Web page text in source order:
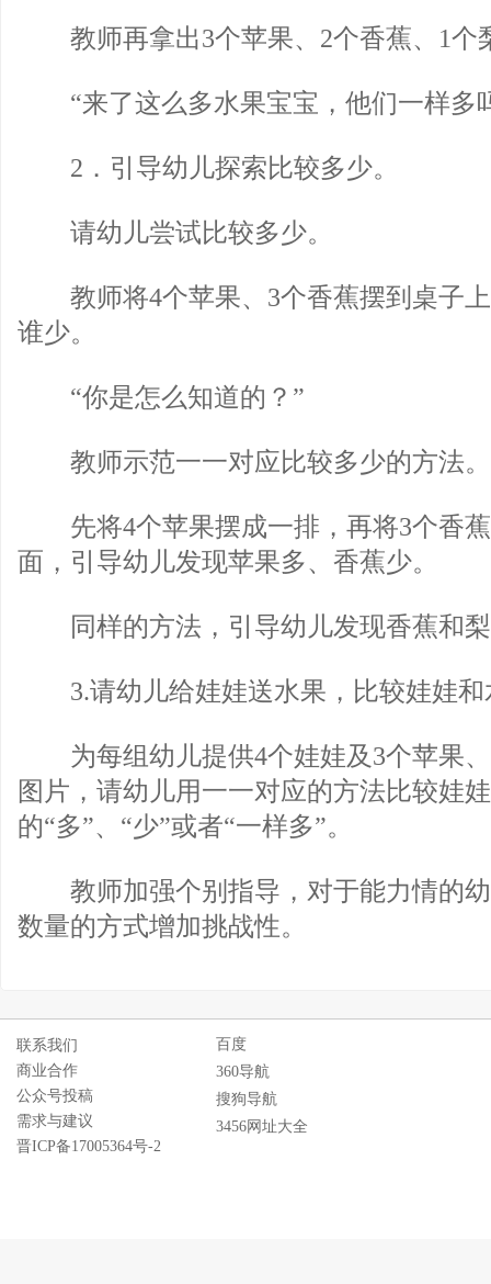
教师再拿出3个苹果、2个香蕉、1个
“来了这么多水果宝宝，他们一样多
2．引导幼儿探索比较多少。
请幼儿尝试比较多少。
教师将4个苹果、3个香蕉摆到桌子上
谁少。
“你是怎么知道的？”
教师示范一一对应比较多少的方法。
先将4个苹果摆成一排，再将3个香蕉
面，引导幼儿发现苹果多、香蕉少。
同样的方法，引导幼儿发现香蕉和梨
3.请幼儿给娃娃送水果，比较娃娃和
为每组幼儿提供4个娃娃及3个苹果、
图片，请幼儿用一一对应的方法比较娃
的“多”、“少”或者“一样多”。
教师加强个别指导，对于能力情的幼
数量的方式增加挑战性。
联系我们
商业合作
公众号投稿
需求与建议
晋ICP备17005364号-2
百度
360导航
搜狗导航
3456网址大全